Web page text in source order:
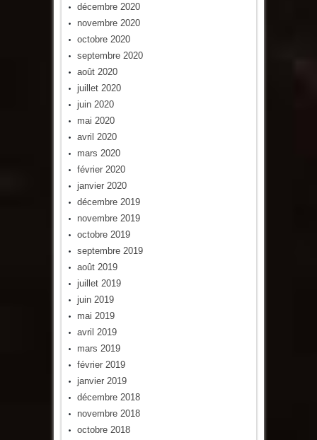
décembre 2020
novembre 2020
octobre 2020
septembre 2020
août 2020
juillet 2020
juin 2020
mai 2020
avril 2020
mars 2020
février 2020
janvier 2020
décembre 2019
novembre 2019
octobre 2019
septembre 2019
août 2019
juillet 2019
juin 2019
mai 2019
avril 2019
mars 2019
février 2019
janvier 2019
décembre 2018
novembre 2018
octobre 2018